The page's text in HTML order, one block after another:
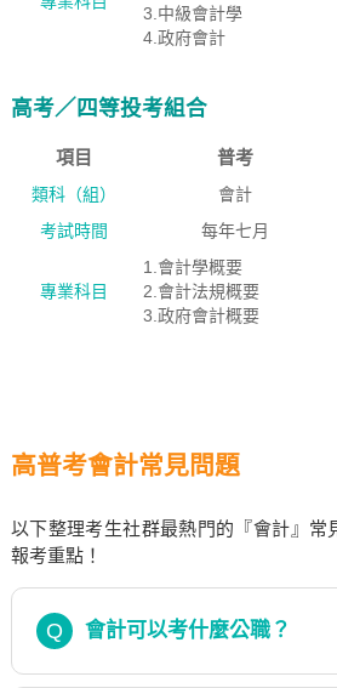
3.中級會計學
4.政府會計
高考／四等投考組合
項目 普考
類科（組） 會計
考試時間
每年七月
專業科目
1.會計學概要
2.會計法規概要
3.政府會計概要
高普考會計常見問題
以下整理考生社群最熱門的『會計』常
報考重點！
Q 會計可以考什麼公職？